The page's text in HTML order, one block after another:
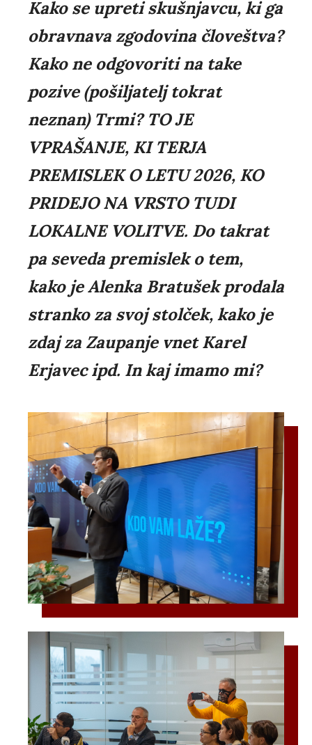
Kako se upreti skušnjavcu, ki ga
obravnava zgodovina človeštva?
Kako ne odgovoriti na take
pozive (pošiljatelj tokrat
neznan) Trmi? TO JE
VPRAŠANJE, KI TERJA
PREMISLEK O LETU 2026, KO
PRIDEJO NA VRSTO TUDI
LOKALNE VOLITVE. Do takrat
pa seveda premislek o tem,
kako je Alenka Bratušek prodala
stranko za svoj stolček, kako je
zdaj za Zaupanje vnet Karel
Erjavec ipd. In kaj imamo mi?